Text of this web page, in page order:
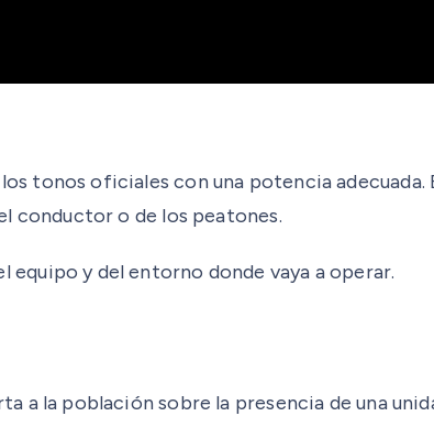
tonos oficiales con una potencia
conductor o de los peatones.
equipo y del entorno donde vaya a operar.
a la población sobre la presencia de una